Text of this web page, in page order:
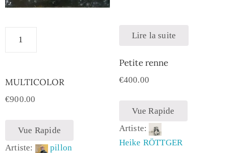
MULTICOLOR
€900.00
Vue Rapide
Artiste:
pillon
Lire la suite
Petite renne
€400.00
Vue Rapide
Artiste:
Heike RÖTTGER